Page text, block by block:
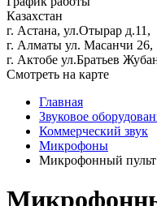
Казахстан
г. Астана, ул.Отырар д.11,
г. Алматы ул. Масанчи 26,
г. Актобе ул.Братьев
Смотреть на карте
Главная
Звуковое
Коммерческий звук
Микрофоны
Микрофонный